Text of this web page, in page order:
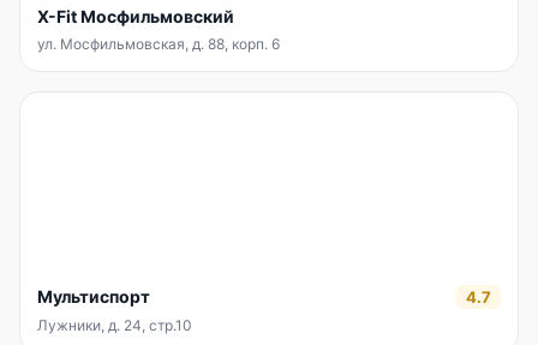
X-Fit Мосфильмовский
ул. Мосфильмовская, д. 88, корп. 6
Мультиспорт 4.7
Лужники, д. 24, стр.10